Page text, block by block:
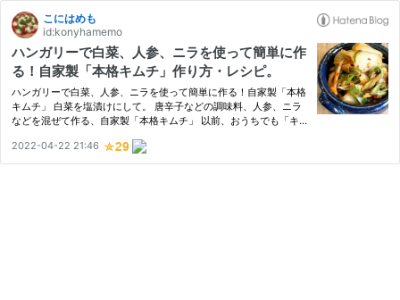
こにはめも
id:konyhamemo
ハンガリーで白菜、人参、ニラを使って簡単に作
る！自家製「本格キムチ」作り方・レシピ。
ハンガリーで白菜、人参、ニラを使って簡単に作る！自家製「本格
キムチ」 白菜を塩漬けにして。 唐辛子などの調味料、人参、ニラ
などを混ぜて作る、自家製「本格キムチ」 以前、おうちでも「キ
すい材料で作ってみました。 以前の記事、ハンガリーで簡単に作
る…
2022-04-22 21:46